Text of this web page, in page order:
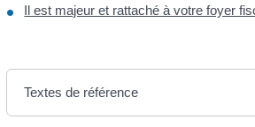
Il est majeur et rattaché à votre foyer
Textes de référence